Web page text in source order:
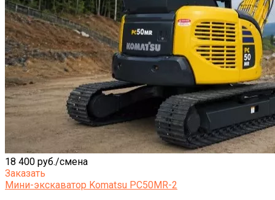
18 400 руб./смена
Заказать
Мини-экскаватор Komatsu PC50MR-2